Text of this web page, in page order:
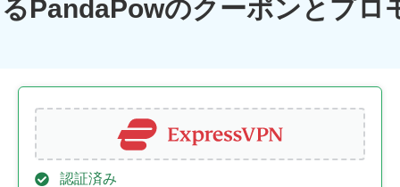
PandaPowのクーポンとプロ
認証済み